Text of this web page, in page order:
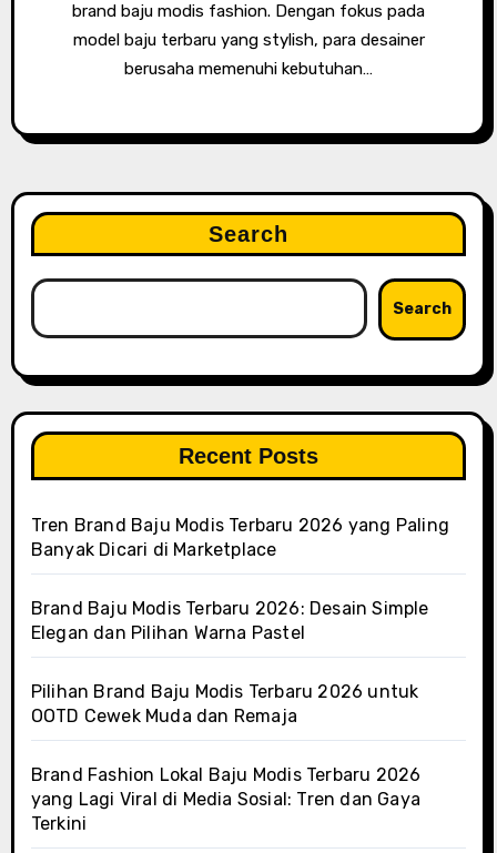
brand baju modis fashion. Dengan fokus pada
model baju terbaru yang stylish, para desainer
berusaha memenuhi kebutuhan…
Search
Search
Recent Posts
Tren Brand Baju Modis Terbaru 2026 yang Paling
Banyak Dicari di Marketplace
Brand Baju Modis Terbaru 2026: Desain Simple
Elegan dan Pilihan Warna Pastel
Pilihan Brand Baju Modis Terbaru 2026 untuk
OOTD Cewek Muda dan Remaja
Brand Fashion Lokal Baju Modis Terbaru 2026
yang Lagi Viral di Media Sosial: Tren dan Gaya
Terkini